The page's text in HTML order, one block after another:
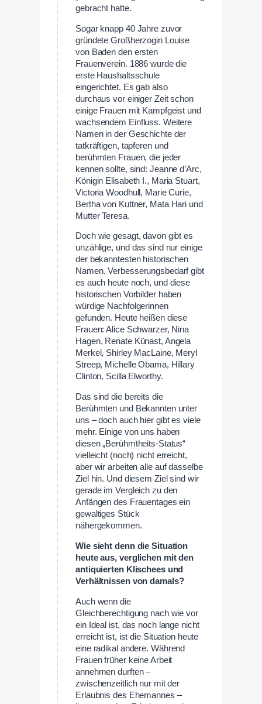
gebracht hatte.
Sogar knapp 40 Jahre zuvor
gründete Großherzogin Louise
von Baden den ersten
Frauenverein. 1886 wurde die
erste Haushaltsschule
eingerichtet. Es gab also
durchaus vor einiger Zeit schon
einige Frauen mit Kampfgeist und
wachsendem Einfluss. Weitere
Namen in der Geschichte der
tatkräftigen, tapferen und
berühmten Frauen, die jeder
kennen sollte, sind: Jeanne d’Arc,
Königin Elisabeth I., Maria Stuart,
Victoria Woodhull, Marie Curie,
Bertha von Kuttner, Mata Hari und
Mutter Teresa.
Doch wie gesagt, davon gibt es
unzählige, und das sind nur einige
der bekanntesten historischen
Namen. Verbesserungsbedarf gibt
es auch heute noch, und diese
historischen Vorbilder haben
würdige Nachfolgerinnen
gefunden. Heute heißen diese
Frauen: Alice Schwarzer, Nina
Hagen, Renate Künast, Angela
Merkel, Shirley MacLaine, Meryl
Streep, Michelle Obama, Hillary
Clinton, Scilla Elworthy.
Das sind die bereits die
Berühmten und Bekannten unter
uns – doch auch hier gibt es viele
mehr. Einige von uns haben
diesen „Berühmtheits-Status“
vielleicht (noch) nicht erreicht,
aber wir arbeiten alle auf dasselbe
Ziel hin. Und diesem Ziel sind wir
gerade im Vergleich zu den
Anfängen des Frauentages ein
gewaltiges Stück
nähergekommen.
Wie sieht denn die Situation
heute aus, verglichen mit den
antiquierten Klischees und
Verhältnissen von damals?
Auch wenn die
Gleichberechtigung nach wie vor
ein Ideal ist, das noch lange nicht
erreicht ist, ist die Situation heute
eine radikal andere. Während
Frauen früher keine Arbeit
annehmen durften –
zwischenzeitlich nur mit der
Erlaubnis des Ehemannes –